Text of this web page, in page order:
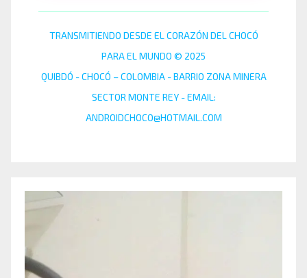
TRANSMITIENDO DESDE EL CORAZÓN DEL CHOCÓ
PARA EL MUNDO © 2025
QUIBDÓ - CHOCÓ – COLOMBIA - BARRIO ZONA MINERA
SECTOR MONTE REY - EMAIL:
ANDROIDCHOCO@HOTMAIL.COM